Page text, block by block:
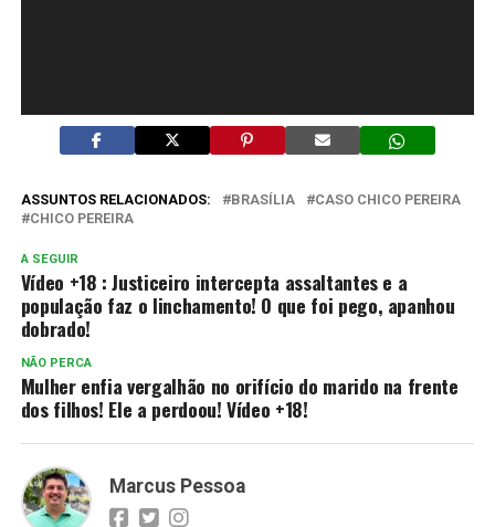
ASSUNTOS RELACIONADOS: BRASÍLIA
CASO CHICO PEREIRA
CHICO PEREIRA
A SEGUIR
Vídeo +18 : Justiceiro intercepta assaltantes e a
população faz o linchamento! O que foi pego, apanhou
dobrado!
NÃO PERCA
Mulher enfia vergalhão no orifício do marido na frente
dos filhos! Ele a perdoou! Vídeo +18!
Marcus Pessoa